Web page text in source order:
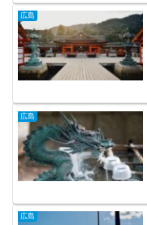
広島
広島
広島